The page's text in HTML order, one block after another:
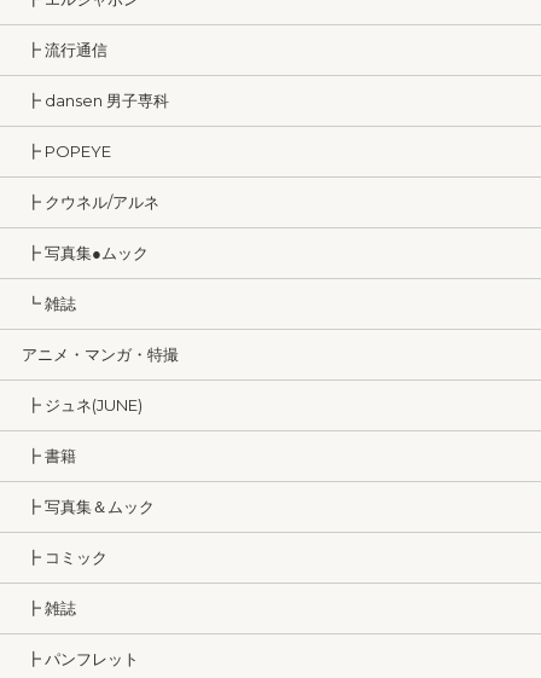
┣ 流行通信
┣ dansen 男子専科
┣ POPEYE
┣ クウネル/アルネ
┣ 写真集●ムック
┗ 雑誌
アニメ・マンガ・特撮
┣ ジュネ(JUNE)
┣ 書籍
┣ 写真集＆ムック
┣ コミック
┣ 雑誌
┣ パンフレット